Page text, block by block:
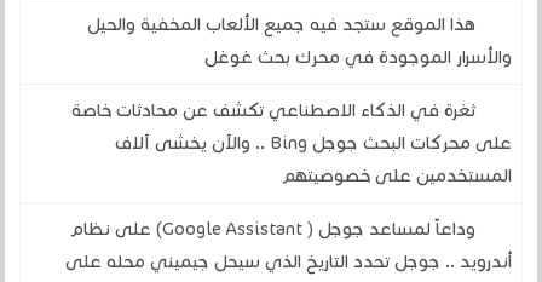
هذا الموقع ستجد فيه جميع الألعاب المخفية والحيل
والأسرار الموجودة في محرك بحث غوغل
ثغرة في الذكاء الاصطناعي تكشف عن محادثات خاصة
على محركات البحث جوجل Bing .. والآن يخشى آلاف
المستخدمين على خصوصيتهم
وداعاً لمساعد جوجل ( Google Assistant) على نظام
أندرويد .. جوجل تحدد التاريخ الذي سيحل جيميني محله على